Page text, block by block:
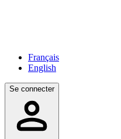
Français
English
Se connecter